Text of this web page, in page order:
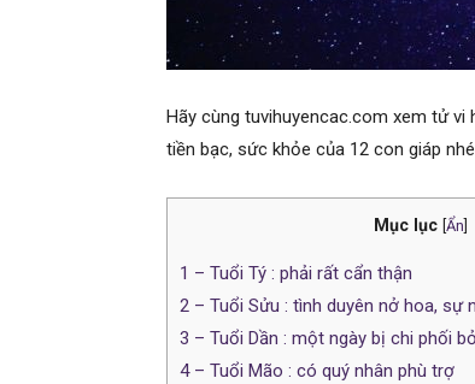
Hãy cùng tuvihuyencac.com xem tử vi
tiền bạc, sức khỏe của 12 con giáp
Mục lục Ẩn
1 – Tuổi Tý : phải rất cẩn thận
2 – Tuổi Sửu : tình duyên nở hoa, sự
3 – Tuổi Dần : một ngày bị chi phối
4– Tuổi Mão : có quý nhân phù trợ